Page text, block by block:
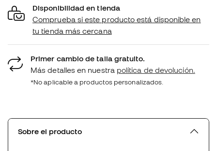
Disponibilidad en tienda
Comprueba si este producto está disponible en
tu tienda más cercana
Primer cambio de talla gratuito.
Más detalles en nuestra política de devolución.
*No aplicable a productos personalizados.
Sobre el producto